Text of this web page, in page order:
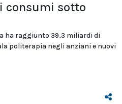
consumi sotto
ha raggiunto 39,3 miliardi di
politerapia negli anziani e nuovi